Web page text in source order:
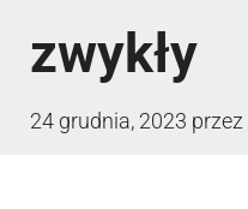
zwykły
24 grudnia, 2023 przez